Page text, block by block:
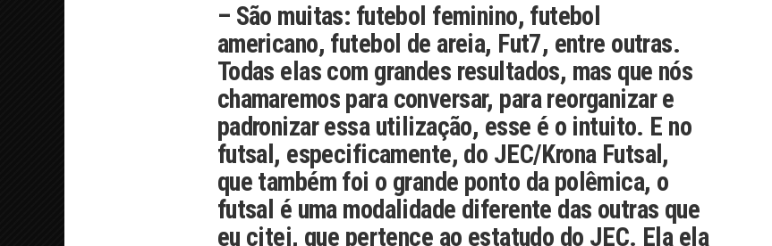
– São muitas: futebol feminino, futebol
americano, futebol de areia, Fut7, entre outras.
Todas elas com grandes resultados, mas que nós
chamaremos para conversar, para reorganizar e
padronizar essa utilização, esse é o intuito. E no
futsal, especificamente, do JEC/Krona Futsal,
que também foi o grande ponto da polêmica, o
futsal é uma modalidade diferente das outras que
eu citei, que pertence ao estatudo do JEC. Ela ela